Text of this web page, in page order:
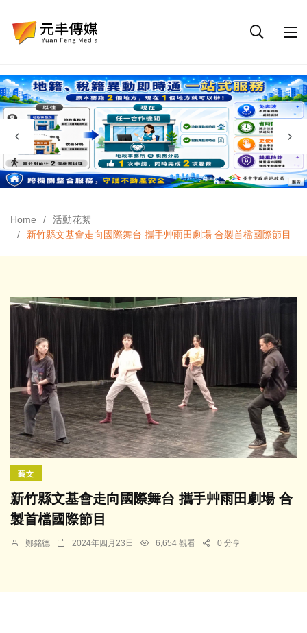
Home
活動花絮
新竹縣文基會走向國際舞台 攜手艸雨田劇場 合製首檔國際節目
藝文
新竹縣文基會走向國際舞台 攜手艸雨田劇場 合
製首檔國際節目
鄭銘德 2024年四月23日 6,654 觀看 0 分享